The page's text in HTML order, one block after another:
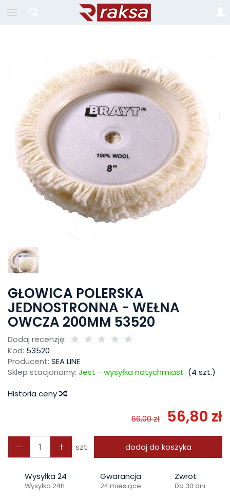
GŁOWICA POLERSKA
JEDNOSTRONNA - WEŁNA
OWCZA 200MM 53520
Dodaj recenzję:
Kod: 53520
Producent: SEA LINE
Sklep stacjonarny: Jest - wysyłka natychmiast (4 szt.)
Historia ceny
66,00 zł 56,80 zł
szt. dodaj do koszyka
Wysyłka 24
Wysyłka 24h
Gwarancja
24 miesiące
Zwrot
Do 30 dni